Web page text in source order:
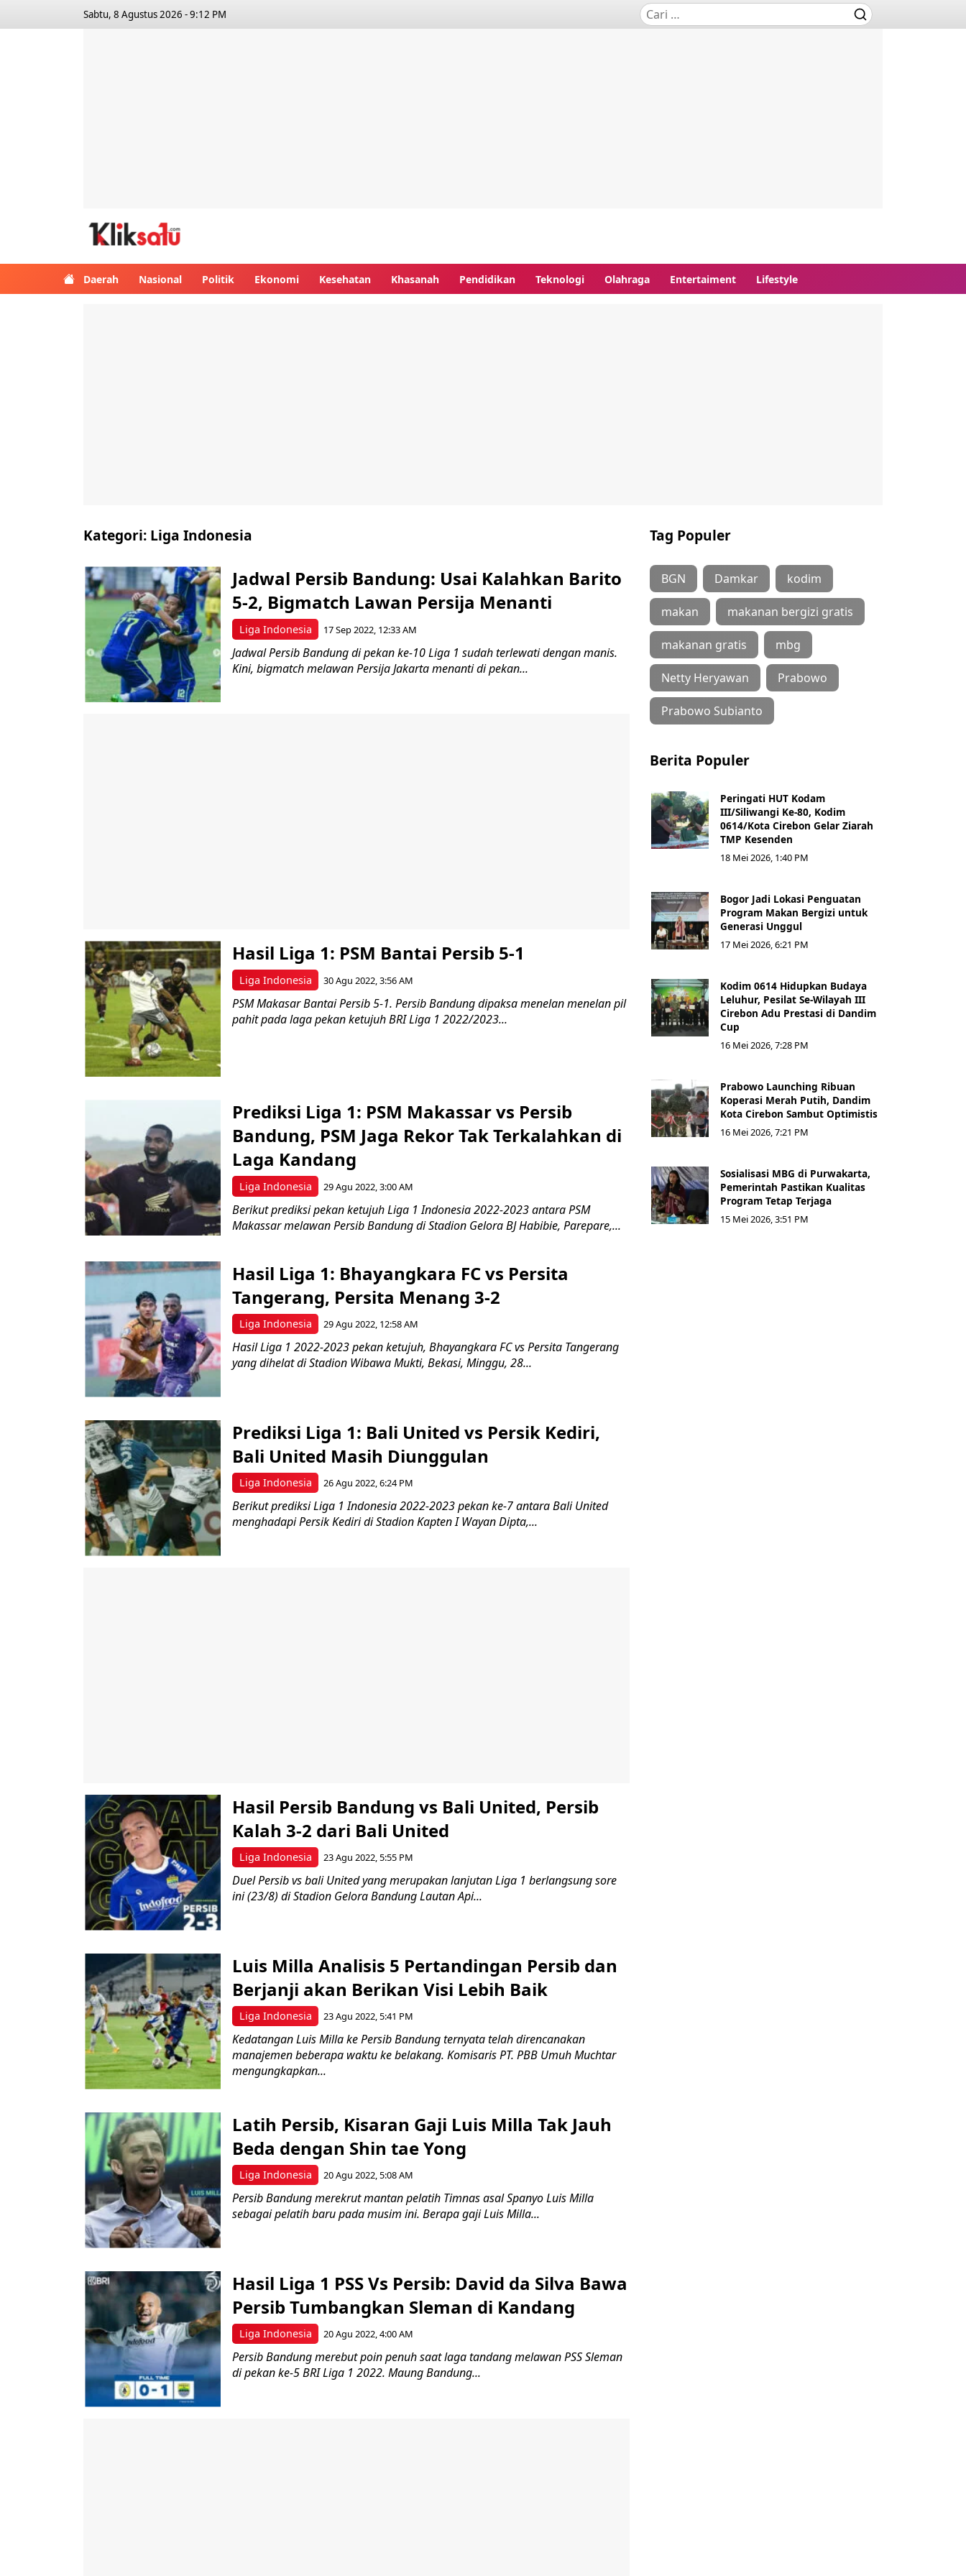
Sabtu, 8 Agustus 2026 - 9:12 PM
Daerah Nasional Politik Ekonomi Kesehatan Khasanah Pendidikan Teknologi Olahraga Entertaiment Lifestyle
Kategori: Liga Indonesia
Liga Indonesia
Jadwal Persib Bandung: Usai Kalahkan Barito
5-2, Bigmatch Lawan Persija Menanti
17 Sep 2022, 12:33 AM
Jadwal Persib Bandung di pekan ke-10 Liga 1 sudah terlewati dengan manis.
Kini, bigmatch melawan Persija Jakarta menanti di pekan...
Liga Indonesia
Hasil Liga 1: PSM Bantai Persib 5-1
30 Agu 2022, 3:56 AM
PSM Makasar Bantai Persib 5-1. Persib Bandung dipaksa menelan menelan pil
pahit pada laga pekan ketujuh BRI Liga 1 2022/2023...
Liga Indonesia
Prediksi Liga 1: PSM Makassar vs Persib
Bandung, PSM Jaga Rekor Tak Terkalahkan di
Laga Kandang
29 Agu 2022, 3:00 AM
Berikut prediksi pekan ketujuh Liga 1 Indonesia 2022-2023 antara PSM
Makassar melawan Persib Bandung di Stadion Gelora BJ Habibie, Parepare,...
Liga Indonesia
Hasil Liga 1: Bhayangkara FC vs Persita
Tangerang, Persita Menang 3-2
29 Agu 2022, 12:58 AM
Hasil Liga 1 2022-2023 pekan ketujuh, Bhayangkara FC vs Persita Tangerang
yang dihelat di Stadion Wibawa Mukti, Bekasi, Minggu, 28...
Liga Indonesia
Prediksi Liga 1: Bali United vs Persik Kediri,
Bali United Masih Diunggulan
26 Agu 2022, 6:24 PM
Berikut prediksi Liga 1 Indonesia 2022-2023 pekan ke-7 antara Bali United
menghadapi Persik Kediri di Stadion Kapten I Wayan Dipta,...
Liga Indonesia
Hasil Persib Bandung vs Bali United, Persib
Kalah 3-2 dari Bali United
23 Agu 2022, 5:55 PM
Duel Persib vs bali United yang merupakan lanjutan Liga 1 berlangsung sore
ini (23/8) di Stadion Gelora Bandung Lautan Api...
Liga Indonesia
Luis Milla Analisis 5 Pertandingan Persib dan
Berjanji akan Berikan Visi Lebih Baik
23 Agu 2022, 5:41 PM
Kedatangan Luis Milla ke Persib Bandung ternyata telah direncanakan
manajemen beberapa waktu ke belakang. Komisaris PT. PBB Umuh Muchtar
mengungkapkan...
Liga Indonesia
Latih Persib, Kisaran Gaji Luis Milla Tak Jauh
Beda dengan Shin tae Yong
20 Agu 2022, 5:08 AM
Persib Bandung merekrut mantan pelatih Timnas asal Spanyo Luis Milla
sebagai pelatih baru pada musim ini. Berapa gaji Luis Milla...
Liga Indonesia
Hasil Liga 1 PSS Vs Persib: David da Silva Bawa
Persib Tumbangkan Sleman di Kandang
20 Agu 2022, 4:00 AM
Persib Bandung merebut poin penuh saat laga tandang melawan PSS Sleman
di pekan ke-5 BRI Liga 1 2022. Maung Bandung...
Tag Populer
BGN Damkar kodim
makan makanan bergizi gratis
makanan gratis mbg
Netty Heryawan Prabowo
Prabowo Subianto
Berita Populer
Peringati HUT Kodam
III/Siliwangi Ke-80, Kodim
0614/Kota Cirebon Gelar Ziarah
TMP Kesenden
18 Mei 2026, 1:40 PM
Bogor Jadi Lokasi Penguatan
Program Makan Bergizi untuk
Generasi Unggul
17 Mei 2026, 6:21 PM
Kodim 0614 Hidupkan Budaya
Leluhur, Pesilat Se-Wilayah III
Cirebon Adu Prestasi di Dandim
Cup
16 Mei 2026, 7:28 PM
Prabowo Launching Ribuan
Koperasi Merah Putih, Dandim
Kota Cirebon Sambut Optimistis
16 Mei 2026, 7:21 PM
Sosialisasi MBG di Purwakarta,
Pemerintah Pastikan Kualitas
Program Tetap Terjaga
15 Mei 2026, 3:51 PM